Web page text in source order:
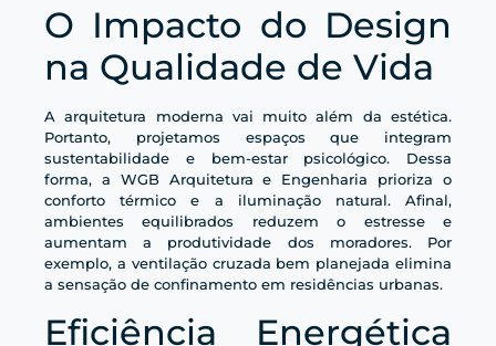
O Impacto do Design
na Qualidade de Vida
A arquitetura moderna vai muito além da estética.
Portanto, projetamos espaços que integram
sustentabilidade e bem-estar psicológico. Dessa
forma, a WGB Arquitetura e Engenharia prioriza o
conforto térmico e a iluminação natural. Afinal,
ambientes equilibrados reduzem o estresse e
aumentam a produtividade dos moradores. Por
exemplo, a ventilação cruzada bem planejada elimina
a sensação de confinamento em residências urbanas.
Eficiência Energética